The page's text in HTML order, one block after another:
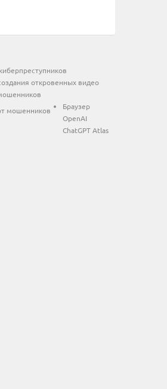
откровенных видео
Браузер
OpenAI
ChatGPT Atlas